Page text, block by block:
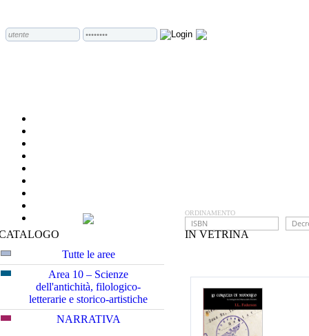
Tutte le aree
Area 10 – Scienze
dell'antichità, filologico-
letterarie e storico-artistiche
NARRATIVA
IN VETRINA
ORDINAMENTO